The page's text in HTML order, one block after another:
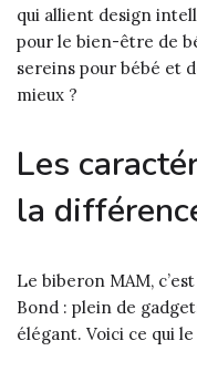
qui allient design
pour le bien-être de
sereins pour bébé et
mieux ?
Les
la
Le biberon MAM,
Bond : plein de
élégant. Voici ce qui